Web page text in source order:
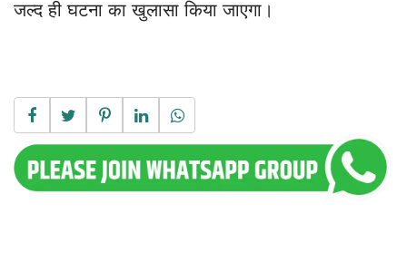
जल्द ही घटना का खुलासा किया जाएगा।